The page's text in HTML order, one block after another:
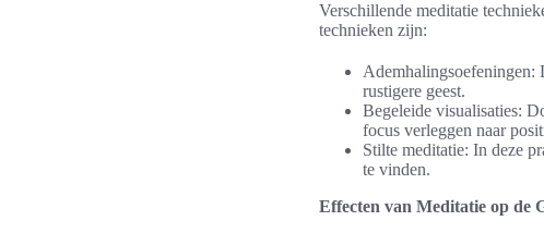
Verschillende meditatie
technieken zijn:
Ademhalingsoefeningen:
rustigere geest.
Begeleide visualisaties:
focus verleggen naar
Stilte meditatie: In deze
te vinden.
Effecten van Meditatie op de